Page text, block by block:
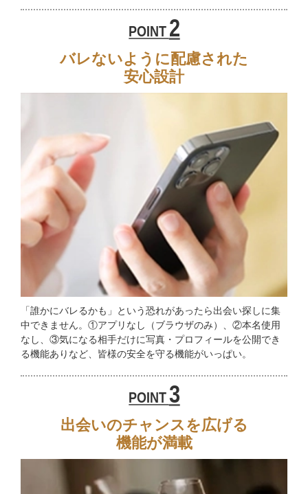
POINT 2
バレないように配慮された
安心設計
「誰かにバレるかも」という恐れがあったら出会い探しに集
中できません。①アプリなし（ブラウザのみ）、②本名使用
なし、③気になる相手だけに写真・プロフィールを公開でき
る機能ありなど、皆様の安全を守る機能がいっぱい。
POINT3
出会いのチャンスを広げる
機能が満載